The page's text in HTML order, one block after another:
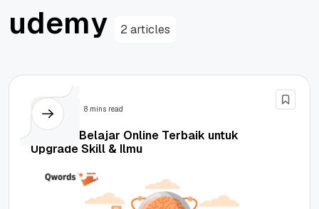
udemy 2 articles
Bisnis 8 mins read
20 Situs Belajar Online Terbaik untuk
Upgrade Skill & Ilmu